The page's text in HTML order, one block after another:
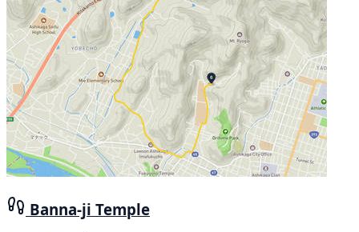
Banna-ji Temple